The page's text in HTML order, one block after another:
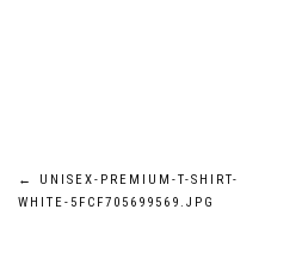
投
←
UNISEX-PREMIUM-T-SHIRT-
WHITE-5FCF705699569.JPG